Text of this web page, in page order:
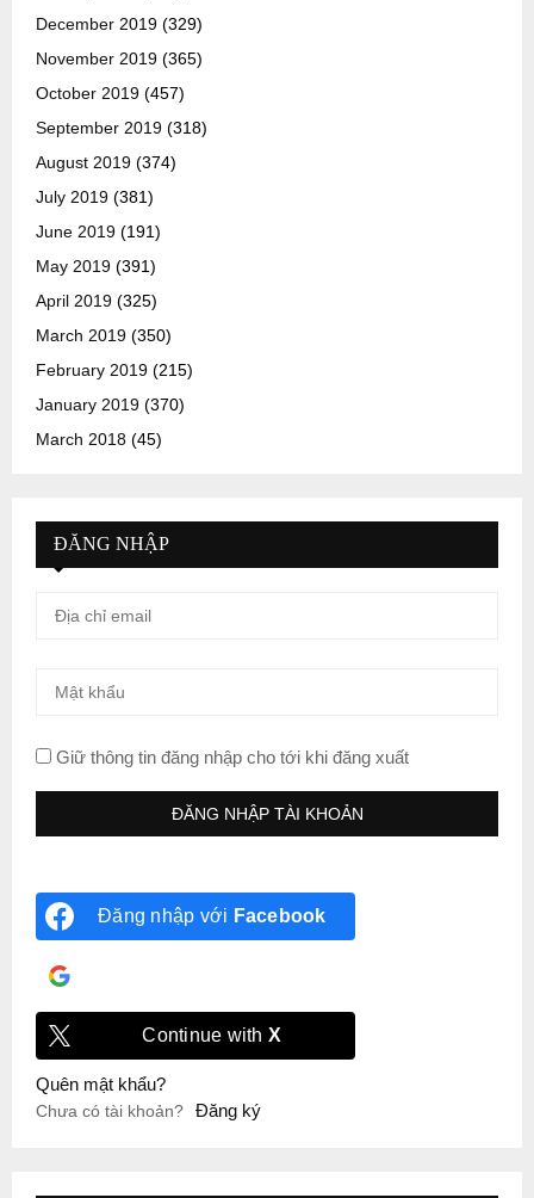
December 2019 (329)
November 2019 (365)
October 2019 (457)
September 2019 (318)
August 2019 (374)
July 2019 (381)
June 2019 (191)
May 2019 (391)
April 2019 (325)
March 2019 (350)
February 2019 (215)
January 2019 (370)
March 2018 (45)
ĐĂNG NHẬP
Giữ thông tin đăng nhập cho tới khi đăng xuất
Đăng nhập với Facebook
Continue with X
Quên mật khẩu?
Chưa có tài khoản? Đăng ký